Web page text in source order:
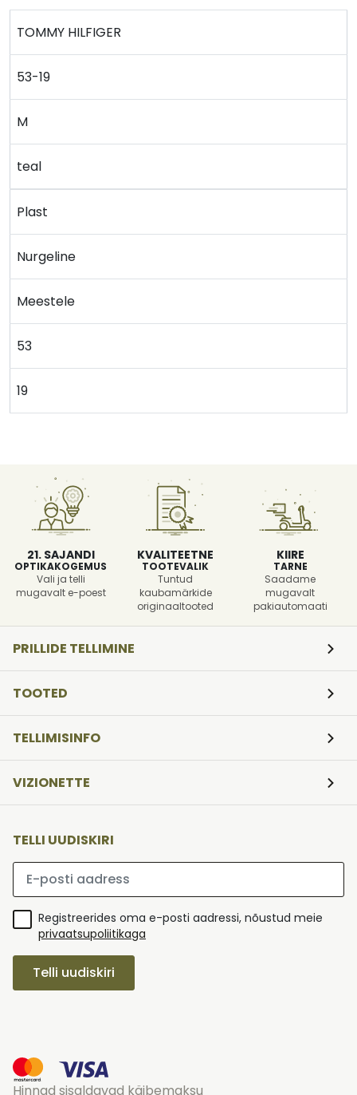
TOMMY HILFIGER
53-19
M
teal
Plast
Nurgeline
Meestele
53
19
21. SAJANDI
OPTIKAKOGEMUS
Vali ja telli
mugavalt e-poest
KVALITEETNE
TOOTEVALIK
Tuntud
kaubamärkide
originaaltooted
KIIRE
TARNE
Saadame
mugavalt
pakiautomaati
PRILLIDE TELLIMINE
TOOTED
TELLIMISINFO
VIZIONETTE
TELLI UUDISKIRI
Palun sisesta e-posti aadress
Registreerides oma e-posti aadressi, nõustud meie
privaatsupoliitikaga
Telli uudiskiri
Hinnad sisaldavad käibemaksu